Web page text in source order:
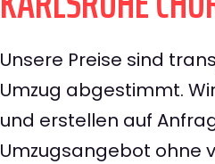
Unsere Preise sind
Umzug abgestimmt.
und erstellen auf
Umzugsangebot ohne